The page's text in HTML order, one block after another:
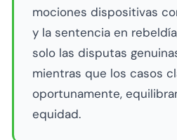
mociones dispositivas
y la sentencia en
solo las disputas
mientras que los casos
oportunamente,
equidad.